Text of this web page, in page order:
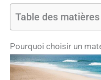
Table des matières
Pourquoi choisir un